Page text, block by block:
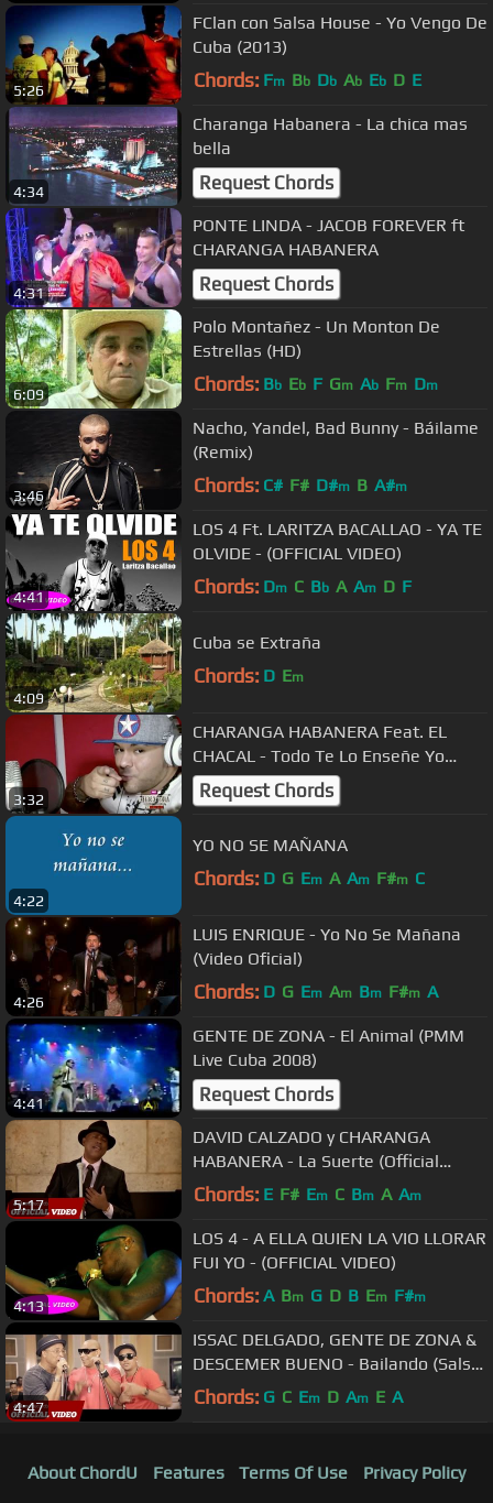
5:26
FClan con Salsa House - Yo Vengo De
Cuba (2013)
Chords: Fm Bb Db Ab Eb D E
4:34
Charanga Habanera - La chica mas
bella
Request Chords
4:31
PONTE LINDA - JACOB FOREVER ft
CHARANGA HABANERA
Request Chords
6:09
Polo Montañez - Un Monton De
Estrellas (HD)
Chords: Bb Eb F Gm Ab Fm Dm
3:46
Nacho, Yandel, Bad Bunny - Báilame
(Remix)
Chords: C# F# D#m B A#m
4:41
LOS 4 Ft. LARITZA BACALLAO - YA TE
OLVIDE - (OFFICIAL VIDEO)
Chords: Dm C Bb A Am D F
4:09
Cuba se Extraña
Chords: D Em
3:32
CHARANGA HABANERA Feat. EL
CHACAL - Todo Te Lo Enseñe Yo
(Official Video)
Request Chords
4:22
YO NO SE MAÑANA
Chords: D G Em A Am F#m C
4:26
LUIS ENRIQUE - Yo No Se Mañana
(Video Oficial)
Chords: D G Em Am Bm F#m A
4:41
GENTE DE ZONA - El Animal (PMM
Live Cuba 2008)
Request Chords
5:17
DAVID CALZADO y CHARANGA
HABANERA - La Suerte (Official
Video HD)
Chords: E F# Em C Bm A Am
4:13
LOS 4 - A ELLA QUIEN LA VIO LLORAR
FUI YO - (OFFICIAL VIDEO)
Chords: A Bm G D B Em F#m
4:47
ISSAC DELGADO, GENTE DE ZONA &
DESCEMER BUENO - Bailando (Salsa
Version) [NEW Official Video 2015]
Chords: G C Em D Am E A
About ChordU Features Terms Of Use
Privacy Policy